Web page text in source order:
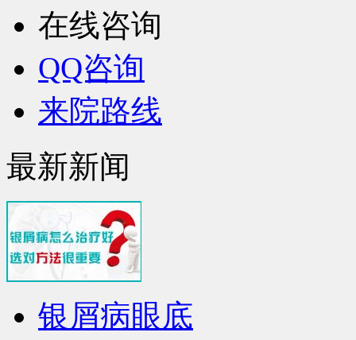
在线咨询
QQ咨询
来院路线
最新新闻
银屑病眼底